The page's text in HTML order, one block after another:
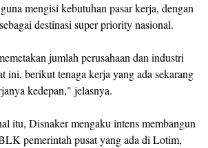
mengisi kebutuhan pasar kerja, dengan
destinasi super priority nasional.
jumlah perusahaan dan industri
ini, berikut tenaga kerja yang ada sekarang
kedepan," jelasnya.
itu, Disnaker mengaku intens membangun
pemerintah pusat yang ada di Lotim,